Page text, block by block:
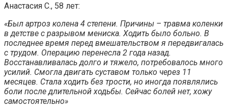
Анастасия С., 58 лет:
«Был артроз колена 4 степени. Причины – травма коленки
в детстве с разрывом мениска. Ходить было больно. В
последнее время перед вмешательством я передвигалась
с трудом. Операцию перенесла 2 года назад.
Восстанавливалась долго и тяжело, потребовалось много
усилий. Смогла двигать суставом только через 11
месяцев. Стала ходить без трости, но иногда появлялись
боли после длительной ходьбы. Сейчас болей нет, хожу
самостоятельно»